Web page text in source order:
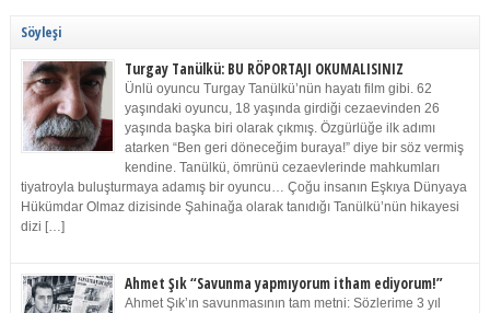
Söyleşi
Turgay Tanülkü: BU RÖPORTAJI OKUMALISINIZ
Ünlü oyuncu Turgay Tanülkü’nün hayatı film gibi. 62
yaşındaki oyuncu, 18 yaşında girdiği cezaevinden 26
yaşında başka biri olarak çıkmış. Özgürlüğe ilk adımı
atarken “Ben geri döneceğim buraya!” diye bir söz vermiş
kendine. Tanülkü, ömrünü cezaevlerinde mahkumları
tiyatroyla buluşturmaya adamış bir oyuncu… Çoğu insanın Eşkıya Dünyaya
Hükümdar Olmaz dizisinde Şahinağa olarak tanıdığı Tanülkü’nün hikayesi
dizi […]
Ahmet Şık “Savunma yapmıyorum itham ediyorum!”
Ahmet Şık’ın savunmasının tam metni: Sözlerime 3 yıl